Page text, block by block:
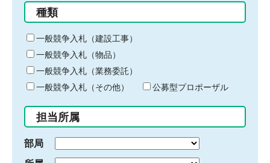
る
キ
ー
ワ
ー
ド
入
力
種類
一般競争入札（建設工事）
一般競争入札（物品）
一般競争入札（業務委託）
一般競争入札（その他）
公募型プロポーザル
担当所属
部局